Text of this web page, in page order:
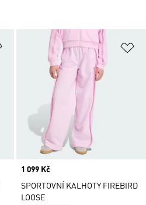
Přidat do seznamu přání
Price
1 099 Kč
SPORTOVNÍ KALHOTY FIREBIRD
LOOSE